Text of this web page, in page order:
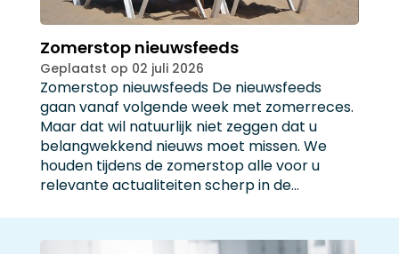
Zomerstop nieuwsfeeds
Geplaatst op 02 juli 2026
Zomerstop nieuwsfeeds De nieuwsfeeds
gaan vanaf volgende week met zomerreces.
Maar dat wil natuurlijk niet zeggen dat u
belangwekkend nieuws moet missen. We
houden tijdens de zomerstop alle voor u
relevante actualiteiten scherp in de…